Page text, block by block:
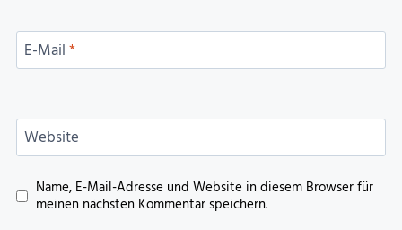
E-Mail*
Website
Name, E-Mail-Adresse und Website in diesem Browser für
meinen nächsten Kommentar speichern.